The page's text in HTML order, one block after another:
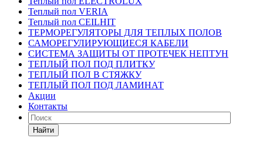
Теплый пол VERIA
Теплый пол CEILHIT
ТЕРМОРЕГУЛЯТОРЫ ДЛЯ ТЕПЛЫХ ПОЛОВ
САМОРЕГУЛИРУЮЩИЕСЯ КАБЕЛИ
СИСТЕМА ЗАЩИТЫ ОТ ПРОТЕЧЕК НЕПТУН
ТЕПЛЫЙ ПОЛ ПОД ПЛИТКУ
ТЕПЛЫЙ ПОЛ В СТЯЖКУ
ТЕПЛЫЙ ПОЛ ПОД ЛАМИНАТ
Акции
Контакты
Найти